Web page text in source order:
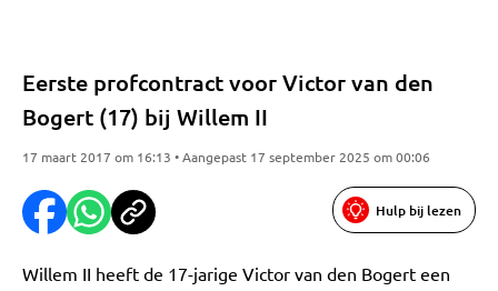
Eerste profcontract voor Victor van den
Bogert (17) bij Willem II
17 maart 2017 om 16:13 • Aangepast 17 september 2025 om 00:06
Hulp bij lezen
Willem II heeft de 17-jarige Victor van den Bogert een